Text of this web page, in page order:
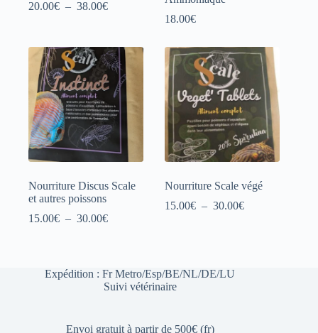
20.00€ – 38.00€Plage
à
38.00€
18.00€
Nourriture Discus Scale
et autres poissons
15.00€ – 30.00€Plage
à
30.00€
Nourriture Scale végé
15.00€ – 30.00€Plage
Expédition : Fr Metro/Esp/BE/NL/DE/LU
Suivi vétérinaire
Envoi gratuit à partir de 500€ (fr)